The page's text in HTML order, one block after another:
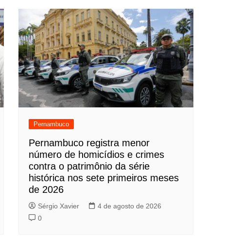
Pernambuco
Pernambuco registra menor
número de homicídios e crimes
contra o patrimônio da série
histórica nos sete primeiros meses
de 2026
Sérgio Xavier
4 de agosto de 2026
0